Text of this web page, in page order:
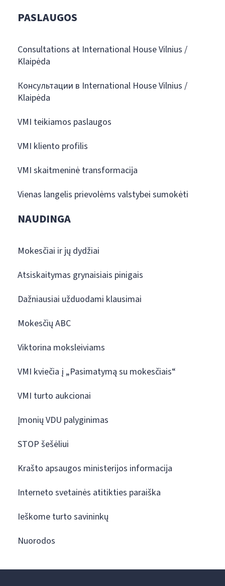
PASLAUGOS
Consultations at International House Vilnius /
Klaipėda
Консультации в International House Vilnius /
Klaipėda
VMI teikiamos paslaugos
VMI kliento profilis
VMI skaitmeninė transformacija
Vienas langelis prievolėms valstybei sumokėti
NAUDINGA
Mokesčiai ir jų dydžiai
Atsiskaitymas grynaisiais pinigais
Dažniausiai užduodami klausimai
Mokesčių ABC
Viktorina moksleiviams
VMI kviečia į „Pasimatymą su mokesčiais“
VMI turto aukcionai
Įmonių VDU palyginimas
STOP šešėliui
Krašto apsaugos ministerijos informacija
Interneto svetainės atitikties paraiška
Ieškome turto savininkų
Nuorodos